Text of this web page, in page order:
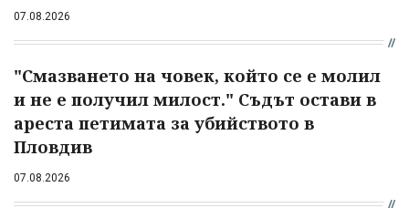
07.08.2026
"Смазването на човек, който се е молил
и не е получил милост." Съдът остави в
ареста петимата за убийството в
Пловдив
07.08.2026